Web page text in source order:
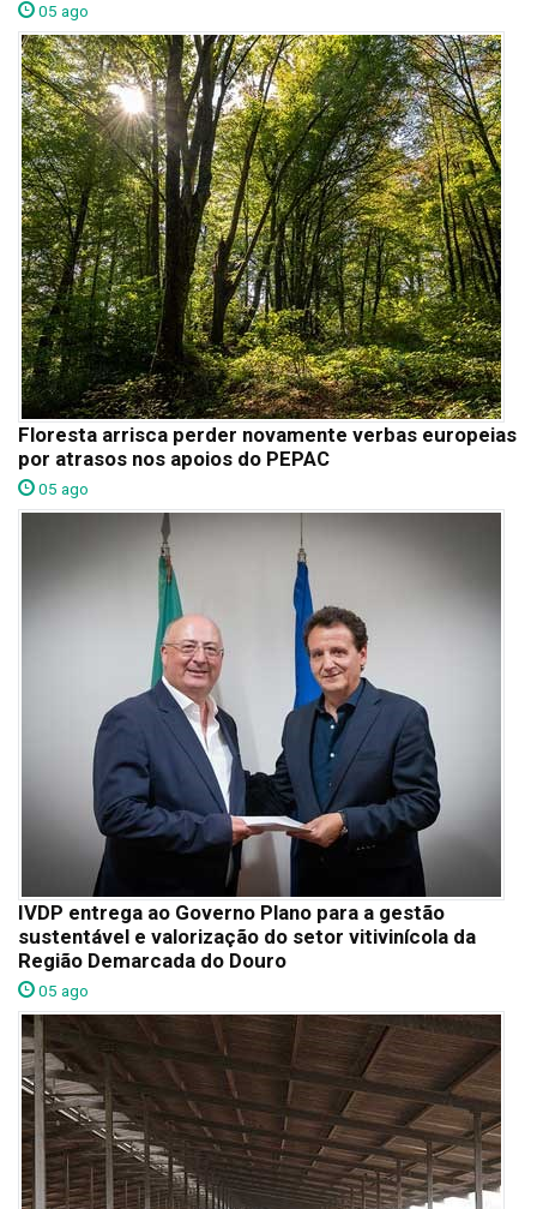
05 ago
Floresta arrisca perder novamente verbas europeias
por atrasos nos apoios do PEPAC
05 ago
IVDP entrega ao Governo Plano para a gestão
sustentável e valorização do setor vitivinícola da
Região Demarcada do Douro
05 ago